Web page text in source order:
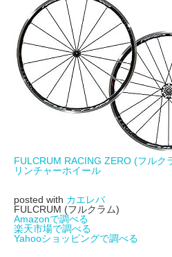
FULCRUM RACING ZERO (フルク
リンチャーホイール
posted with カエレバ
FULCRUM (フルクラム)
Amazonで調べる
楽天市場で調べる
Yahooショッピングで調べる